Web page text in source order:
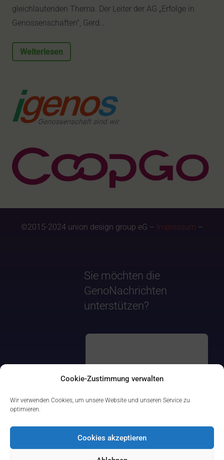
Cookie-Zustimmung verwalten
Wir verwenden Cookies, um unsere Website und unseren Service zu
optimieren.
Cookies akzeptieren
gleichlautenden Thema. Der Leiter der AG „Erfolge in
Genossenschaften“, Gerd…
Weiterlesen
©2015-2024 union design group eG – Impressum –
Sie möchten die
GenoNachrichten
unterstützen?